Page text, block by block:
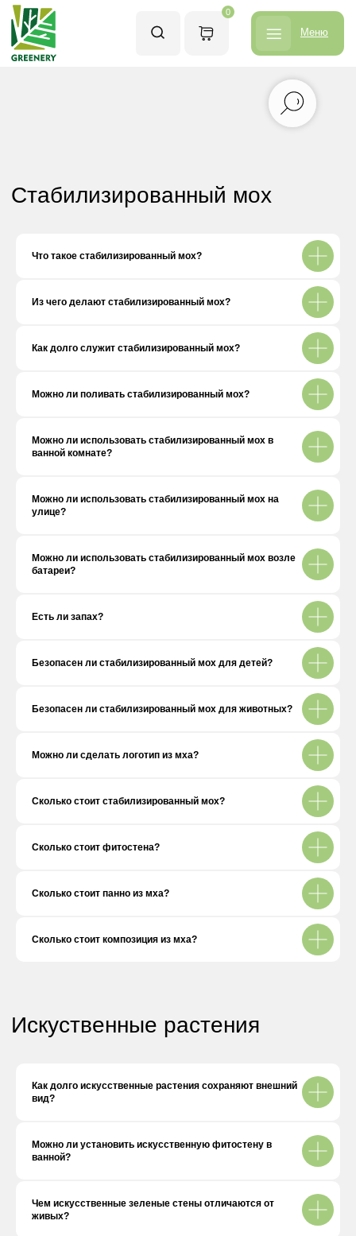
Что такое стабилизированный мох?
Из чего делают стабилизированный мох?
Как долго служит стабилизированный мох?
Можно ли поливать стабилизированный мох?
Можно ли использовать стабилизированный мох в
ванной комнате?
Можно ли использовать стабилизированный мох на
улице?
Можно ли использовать стабилизированный мох возле
батареи?
Есть ли запах?
Безопасен ли стабилизированный мох для детей?
Безопасен ли стабилизированный мох для животных?
Можно ли сделать логотип из мха?
Сколько стоит стабилизированный мох?
Сколько стоит фитостена?
Сколько стоит панно из мха?
Сколько стоит композиция из мха?
Как долго искусственные растения сохраняют внешний
вид?
Можно ли установить искусственную фитостену в
ванной?
Чем искусственные зеленые стены отличаются от
живых?